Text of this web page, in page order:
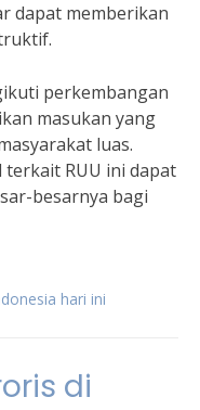
dapat memberikan
perkembangan
masukan yang
luas.
RUU ini dapat
besarnya bagi
hari ini
di